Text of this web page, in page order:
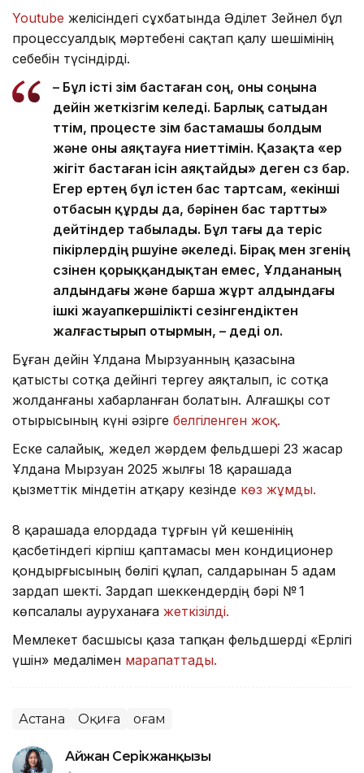
Youtube желісіндегі сұхбатында Әділет Зейнел бұл
процессуалдық мәртебені сақтап қалу шешімінің
себебін түсіндірді.
– Бұл істі өзім бастаған соң, оны соңына
дейін жеткізгім келеді. Барлық сатыдан
өттім, процесте өзім бастамашы болдым
және оны аяқтауға ниеттімін. Қазақта «ер
жігіт бастаған ісін аяқтайды» деген сөз бар.
Егер ертең бұл істен бас тартсам, «екінші
отбасын құрды да, бәрінен бас тартты»
дейтіндер табылады. Бұл тағы да теріс
пікірлердің өршуіне әкеледі. Бірақ мен өзгенің
сөзінен қорыққандықтан емес, Ұлдананың
алдындағы және барша жұрт алдындағы
ішкі жауапкершілікті сезінгендіктен
жалғастырып отырмын, – деді ол.
Бұған дейін Ұлдана Мырзуанның қазасына
қатысты сотқа дейінгі тергеу аяқталып, іс сотқа
жолданғаны хабарланған болатын. Алғашқы сот
отырысының күні әзірге белгіленген жоқ.
Еске салайық, жедел жәрдем фельдшері 23 жасар
Ұлдана Мырзуан 2025 жылғы 18 қарашада
қызметтік міндетін атқару кезінде көз жұмды.
8 қарашада елордада тұрғын үй кешенінің
қасбетіндегі кірпіш қаптамасы мен кондиционер
қондырғысының бөлігі құлап, салдарынан 5 адам
зардап шекті. Зардап шеккендердің бәрі № 1
көпсалалы ауруханаға жеткізілді.
Мемлекет басшысы қаза тапқан фельдшерді «Ерлігі
үшін» медалімен марапаттады.
Астана Оқиға Қоғам
Айжан Серікжанқызы